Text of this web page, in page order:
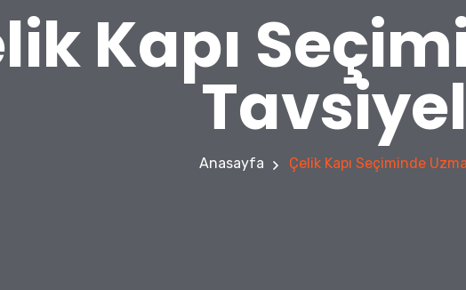
Kapı
Anasayfa Çelik Kapı Seçiminde